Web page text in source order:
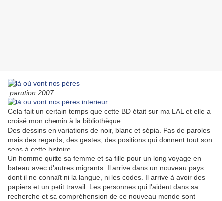
parution 2007
Cela fait un certain temps que cette BD était sur ma LAL et elle a
croisé mon chemin à la bibliothèque.
Des dessins en variations de noir, blanc et sépia. Pas de paroles
mais des regards, des gestes, des positions qui donnent tout son
sens à cette histoire.
Un homme quitte sa femme et sa fille pour un long voyage en
bateau avec d'autres migrants. Il arrive dans un nouveau pays
dont il ne connaît ni la langue, ni les codes. Il arrive à avoir des
papiers et un petit travail. Les personnes qui l'aident dans sa
recherche et sa compréhension de ce nouveau monde sont